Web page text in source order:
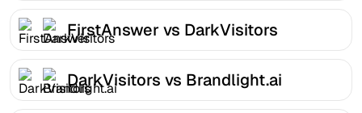
FirstAnswer vs DarkVisitors
DarkVisitors vs Brandlight.ai